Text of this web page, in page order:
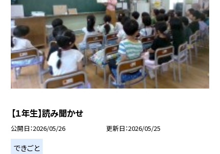
【１年生】読み聞かせ
公開日 2026/05/26 更新日 2026/05/25
できごと